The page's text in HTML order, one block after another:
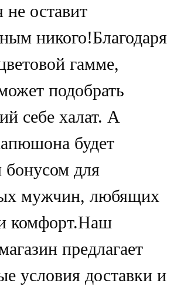
не оставит
никого!Благодаря
гамме,
подобрать
себе халат. А
будет
для
мужчин, любящих
комфорт.Наш
предлагает
условия доставки и